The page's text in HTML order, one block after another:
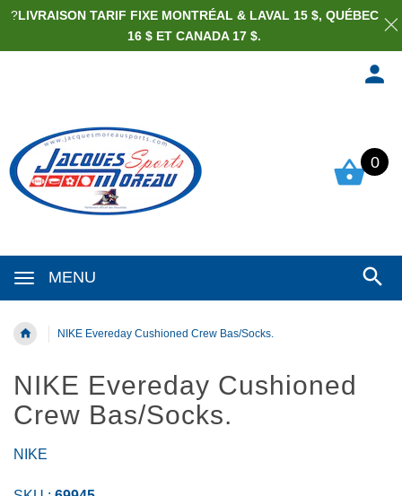
MENU
0
NIKE Evereday Cushioned Crew Bas/Socks.
NIKE Evereday Cushioned
Crew Bas/Socks.
NIKE
?LIVRAISON TARIF FIXE MONTRÉAL & LAVAL 15 $, QUÉBEC
16 $ ET CANADA 17 $.